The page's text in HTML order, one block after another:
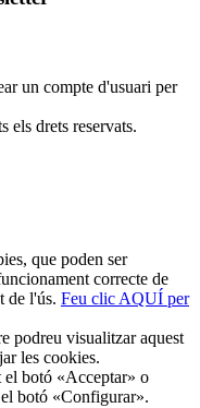
un compte d'usuari per
drets reservats.
que poden ser
correcte de
de l'ús. Feu clic AQUÍ per
podreu visualitzar aquest
les cookies.
el botó «Acceptar» o
botó «Configurar».